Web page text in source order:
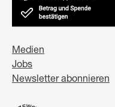
Medien
Jobs
Newsletter abonnieren